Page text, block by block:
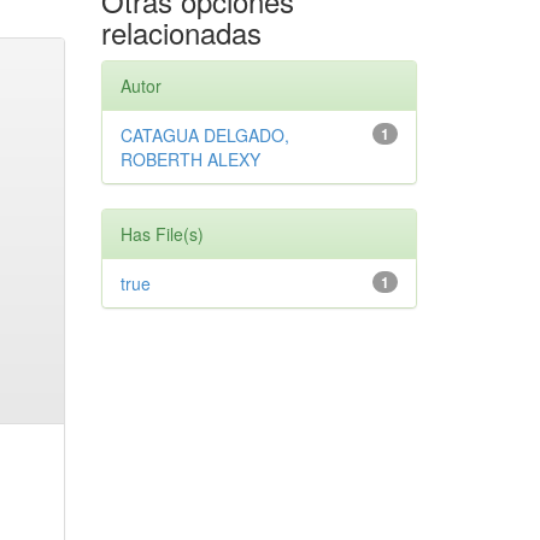
relacionadas
Autor
1
CATAGUA DELGADO,
ROBERTH ALEXY
Has File(s)
1
true